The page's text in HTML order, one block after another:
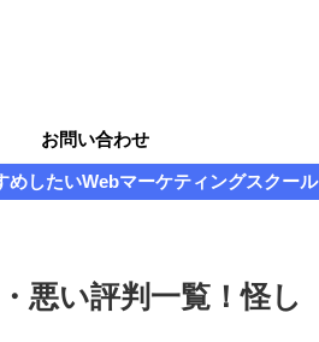
お問い合わせ
めしたいWebマーケティングスクール
悪い評判一覧！怪し